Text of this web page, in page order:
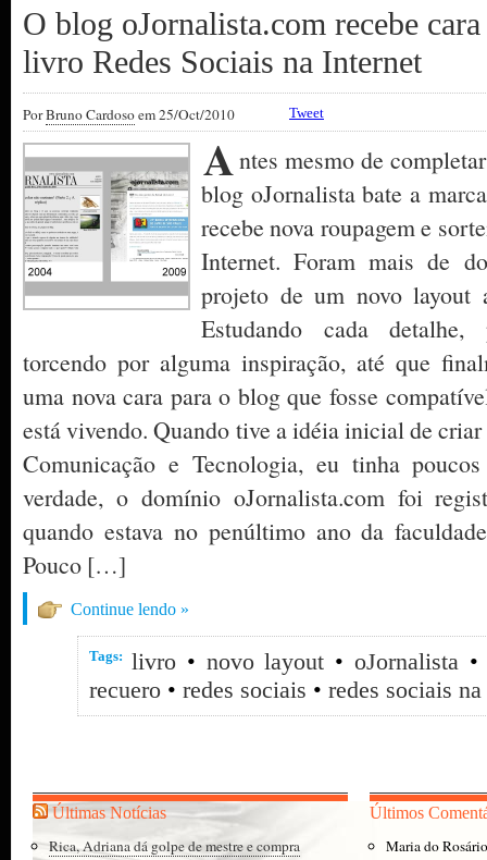
O blog oJornalista.com recebe
livro Redes Sociais na Internet
PorBruno Cardosoem 25/Oct/2010 Tweet
Antes mesmo de
blog oJornalista bate a
recebe nova roupagem e
Internet. Foram mais de
projeto de um novo layout
Estudando cada
torcendo por alguma inspiração, até que
uma nova cara para o blog que fosse
está vivendo. Quando tive a idéia inicial de
Comunicação e Tecnologia, eu tinha
verdade, o domínio oJornalista.com foi
quando estava no penúltimo ano da
Pouco […]
Continue lendo »
Tags: livro • novo layout • oJornalista
recuero • redes sociais • redes sociais
Últimas Notícias
Rica, Adriana dá golpe de mestre e compra
Últimos
Maria do